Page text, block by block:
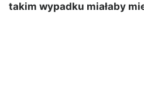
takim wypadku miałaby